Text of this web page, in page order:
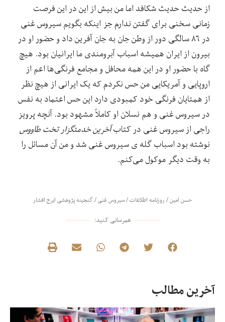
از حدیث حدیث شکافد اما من بیش از این در این فرصت
زمانی سخنی برای گفتن ندارم جز اینکه بگویم سیروس غنی
در ۸۶ سالگی دور از وطن جان به جان آفرین داد و حضور او در
بیرون از ایران همیشه اسباب آبرومندی ما ایرانیان بود. هیچ
گاه با حضور او در این همه محافل و مجامع فرنگی‌ها اعم از
اروپایی و آمریکایی من حس نکردم که یک ایرانی از هیچ نظر
از همتایان فرنگی خود کمبودی دارد این حس اعتماد به نفس
در سیروس غنی و هم نسلان او کاملاً مشهود بود. آنچه پرویز
راجی از سیروس غنی در کتابآخرین خدمتگزار تخت طاووس
نوشته بود اسباب گله ی سیروس غنی شد و من آن مسائل را
به وقت دیگر موکول می‌کنم.
حسن امین/روزنامه اطلاعات/سیروس غنی/گنجینه پژوهشی ایرج افشار
همرسانی کنید:
آخرین مطالب